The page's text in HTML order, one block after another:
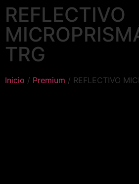
REFLECTIVO
TRG
Inicio / Premium / REFLECTIVO